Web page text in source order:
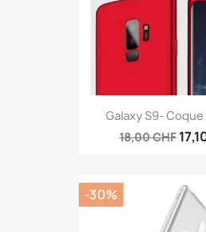
Galaxy S9- Coque
18,00 CHF
-30%